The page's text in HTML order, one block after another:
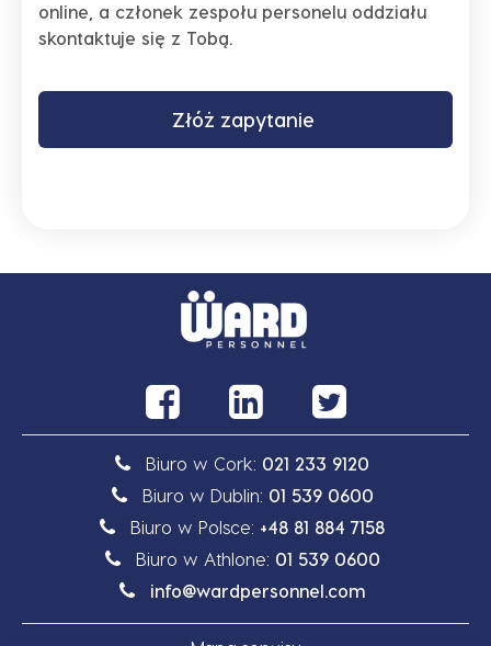
online, a członek zespołu personelu oddziału
skontaktuje się z Tobą.
Złóż zapytanie
Biuro w Cork: 021 233 9120
Biuro w Dublin: 01 539 0600
Biuro w Polsce: +48 81 884 7158
Biuro w Athlone: 01 539 0600
info@wardpersonnel.com